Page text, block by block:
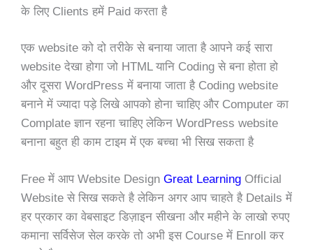
के लिए Clients हमें Paid करता है
एक website को दो तरीके से बनाया जाता है आपने कई सारा
website देखा होगा जो HTML यानि Coding से बना होता हो
और दूसरा WordPress में बनाया जाता है Coding website
बनाने में ज्यादा पड़े लिखे आपको होना चाहिए और Computer का
Complate ज्ञान रहना चाहिए लेकिन WordPress website
बनाना बहुत ही काम टाइम में एक बच्चा भी सिख सकता है
Free में आप Website Design Great Learning Official
Website से सिख सकते है लेकिन अगर आप चाहते है Details में
हर प्रकार का वेबसाइट डिज़ाइन सीखना और महीने के लाखो रुपए
कमाना सर्विसेज सेल करके तो अभी इस Course में Enroll कर